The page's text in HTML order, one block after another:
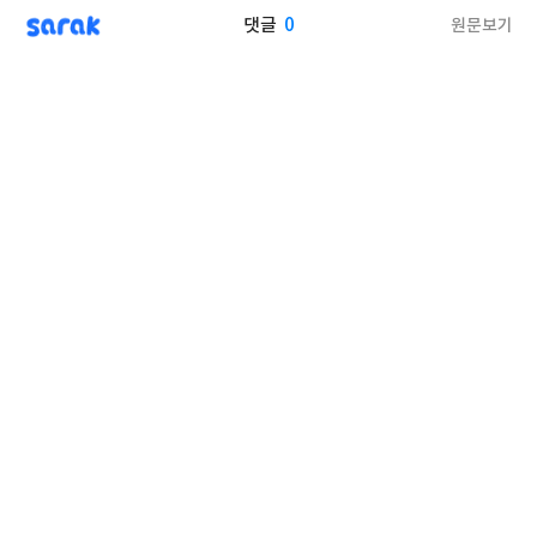
sarak 댓글 0 원문보기